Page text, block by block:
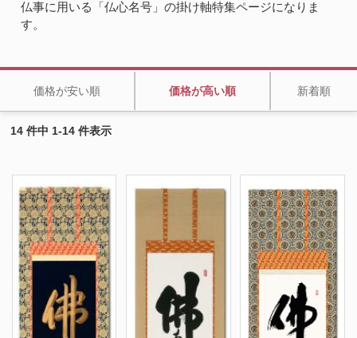
仏事に用いる「仏心名号」の掛け軸特集ページになりま
す。
価格が安い順 価格が高い順 新着順
14 件中 1-14 件表示